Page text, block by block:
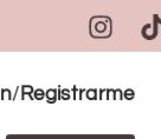
/ Registrarme